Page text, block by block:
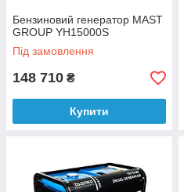
Бензиновий генератор MAST
GROUP YH15000S
Під замовлення
148 710 ₴
Купити